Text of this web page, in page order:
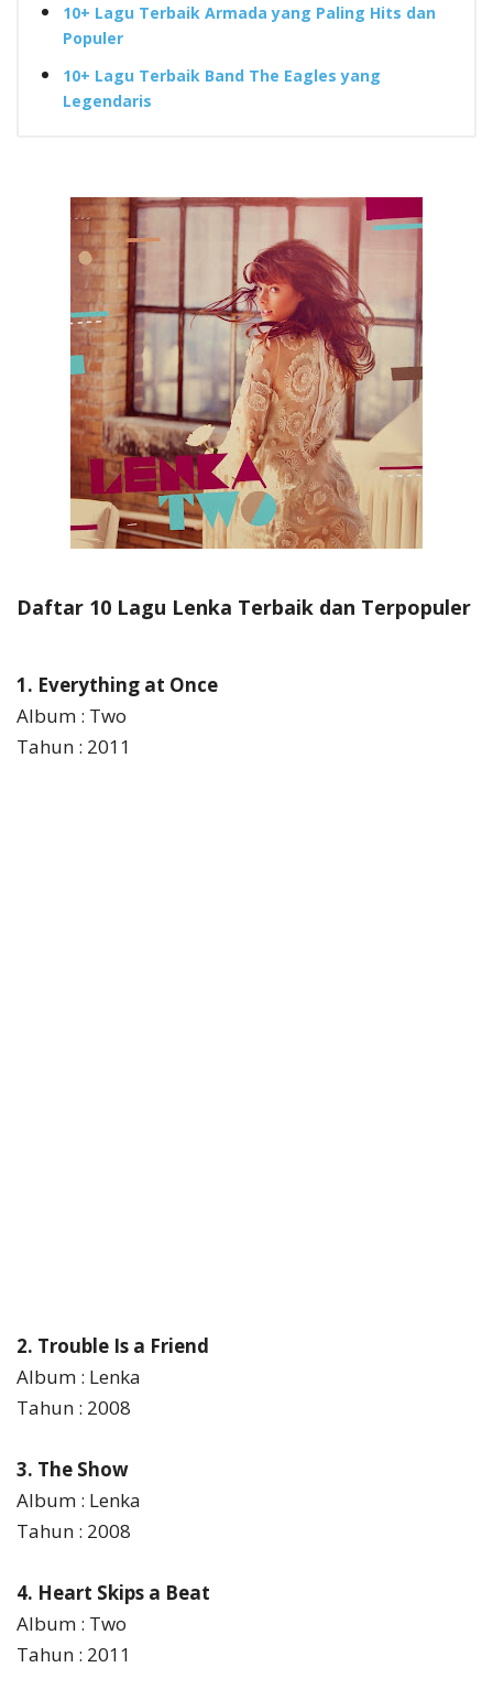
10+ Lagu Terbaik Armada yang Paling Hits dan
Populer
10+ Lagu Terbaik Band The Eagles yang
Legendaris
Daftar 10 Lagu Lenka Terbaik dan Terpopuler
1. Everything at Once
Album : Two
Tahun : 2011
2. Trouble Is a Friend
Album : Lenka
Tahun : 2008
3. The Show
Album : Lenka
Tahun : 2008
4. Heart Skips a Beat
Album : Two
Tahun : 2011